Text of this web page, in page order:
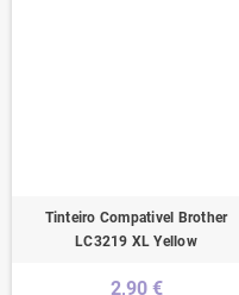
Tinteiro Compativel Brother
LC3219 XL Yellow
2,90 €